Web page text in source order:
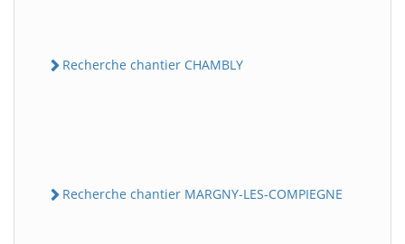
Recherche chantier CHAMBLY
Recherche chantier MARGNY-LES-COMPIEGNE